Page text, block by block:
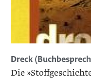
Dreck
Die